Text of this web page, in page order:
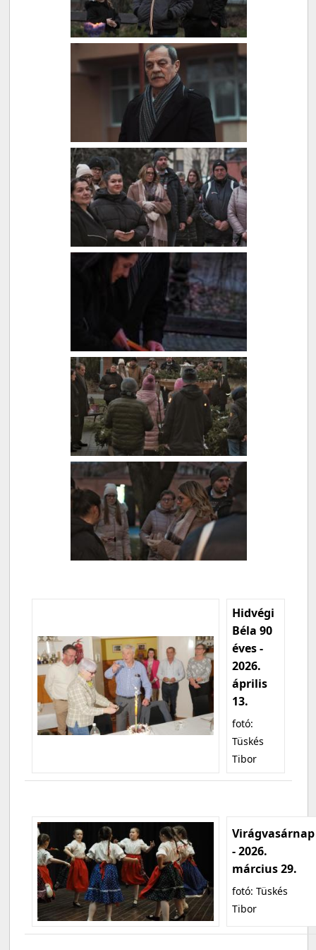
Hidvégi
Béla 90
éves -
2026.
április
13.
fotó:
Tüskés
Tibor
Virágvasárnap
- 2026.
március 29.
fotó: Tüskés
Tibor